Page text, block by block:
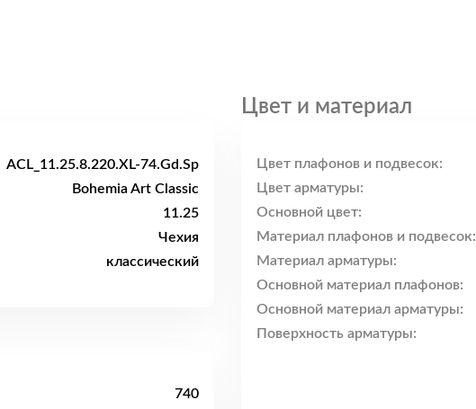
ACL_11.25.8.220.XL-74.Gd.Sp
Bohemia Art Classic
11.25
Чехия
классический
740
Цвет и материал
Цвет плафонов и подвесок:
Цвет арматуры:
Основной цвет:
Материал плафонов и подвесок:
Материал арматуры:
Основной материал плафонов:
Основной материал арматуры:
Поверхность арматуры: